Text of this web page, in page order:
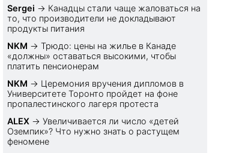
Sеrgei → Канадцы стали чаще жаловаться на
то, что производители не докладывают
продукты питания
NKM →Трюдо: цены на жилье в Канаде
«должны» оставаться высокими, чтобы
платить пенсионерам
NKM → Церемония вручения дипломов в
Университете Торонто пройдет на фоне
пропалестинского лагеря протеста
ALEX →Увеличивается ли число «детей
Оземпик»? Что нужно знать о растущем
феномене